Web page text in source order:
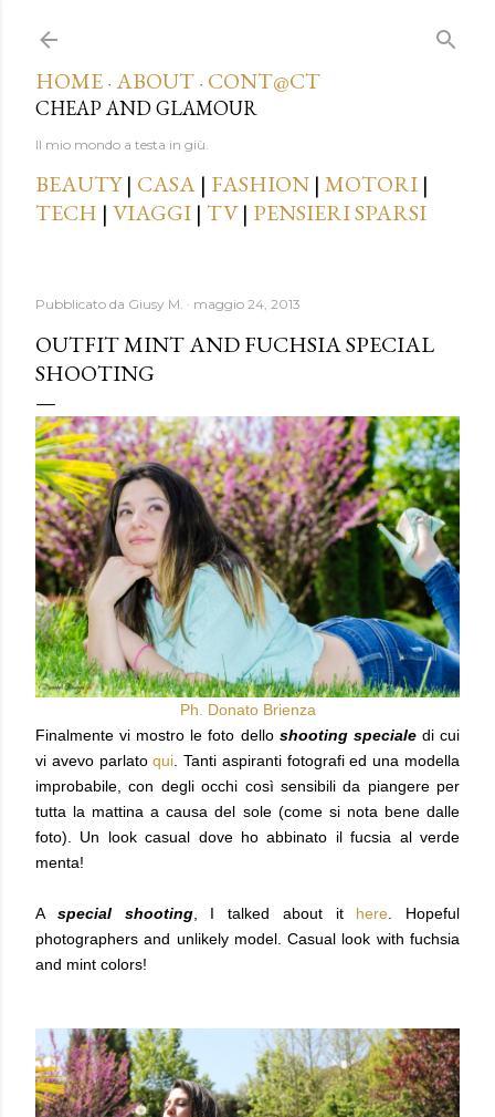
HOME · ABOUT · CONT@CT
CHEAP AND GLAMOUR
Il mio mondo a testa in giù.
BEAUTY| CASA | FASHION | MOTORI |
TECH | VIAGGI | TV| PENSIERI SPARSI
Pubblicato da Giusy M. maggio 24, 2013
OUTFIT MINT AND FUCHSIA SPECIAL
SHOOTING
Ph. Donato Brienza
Finalmente vi mostro le foto dello shooting specialedi cui
vi avevo parlatoqui. Tanti aspiranti fotografi ed una modella
improbabile, con degli occhi così sensibili da piangere per
tutta la mattina a causa del sole (come si nota bene dalle
foto). Un look casual dove ho abbinato il fucsia al verde
menta!
A special shooting, I talked about it here. Hopeful
photographers and unlikely model. Casual look with fuchsia
and mint colors!